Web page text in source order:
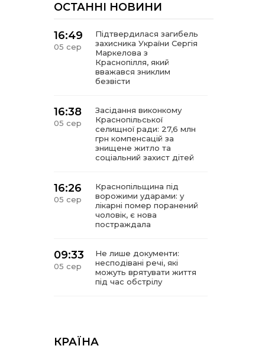
ОСТАННІ НОВИНИ
16:49
05 сер
Підтвердилася загибель
захисника України Сергія
Маркелова з
Краснопілля, який
вважався зниклим
безвісти
16:38
05 сер
Засідання виконкому
Краснопільської
селищної ради: 27,6 млн
грн компенсацій за
знищене житло та
соціальний захист дітей
16:26
05 сер
Краснопільщина під
ворожими ударами: у
лікарні помер поранений
чоловік, є нова
постраждала
09:33
05 сер
Не лише документи:
несподівані речі, які
можуть врятувати життя
під час обстрілу
КРАЇНА